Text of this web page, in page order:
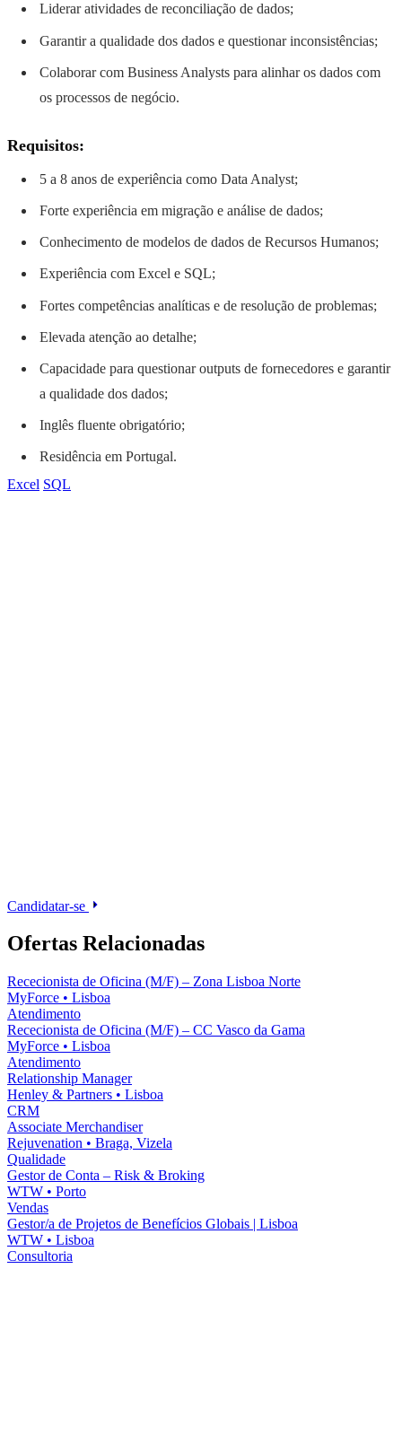
Liderar atividades de reconciliação de dados;
Garantir a qualidade dos dados e questionar inconsistências;
Colaborar com Business Analysts para alinhar os dados com
os processos de negócio.
Requisitos:
5 a 8 anos de experiência como Data Analyst;
Forte experiência em migração e análise de dados;
Conhecimento de modelos de dados de Recursos Humanos;
Experiência com Excel e SQL;
Fortes competências analíticas e de resolução de problemas;
Elevada atenção ao detalhe;
Capacidade para questionar outputs de fornecedores e garantir
a qualidade dos dados;
Inglês fluente obrigatório;
Residência em Portugal.
Excel SQL
Candidatar-se
Ofertas Relacionadas
Rececionista de Oficina (M/F) – Zona Lisboa Norte
MyForce • Lisboa
Atendimento
Rececionista de Oficina (M/F) – CC Vasco da Gama
MyForce • Lisboa
Atendimento
Relationship Manager
Henley & Partners • Lisboa
CRM
Associate Merchandiser
Rejuvenation • Braga, Vizela
Qualidade
Gestor de Conta – Risk & Broking
WTW • Porto
Vendas
Gestor/a de Projetos de Benefícios Globais | Lisboa
WTW • Lisboa
Consultoria